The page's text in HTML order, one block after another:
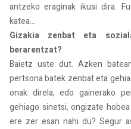
antzeko eraginak ikusi dira.
katea...
Gizakia zenbat eta
berarentzat?
Baietz uste dut. Azken
pertsona batek zenbat eta
onak direla, edo gainerako
gehiago sinetsi, ongizate
ere zer esan nahi du? Segur